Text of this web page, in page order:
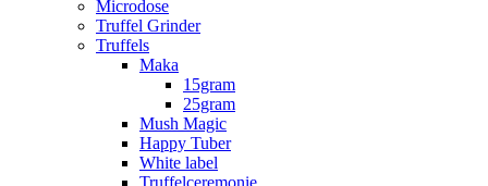
Microdose
Truffel Grinder
Truffels
Maka
15gram
25gram
Mush Magic
Happy Tuber
White label